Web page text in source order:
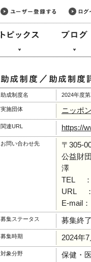
助成制度名 2024年度
実施団体 ニッポ
関連URL https://
お問い合わせ先
〒305-
公益財
澤
TEL ：
URL
E-mail
募集ステータス 募集終
募集時期 2024年
対象分野
保健・